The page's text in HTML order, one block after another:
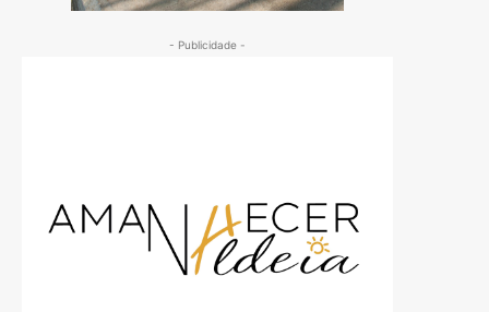
- Publicidade -